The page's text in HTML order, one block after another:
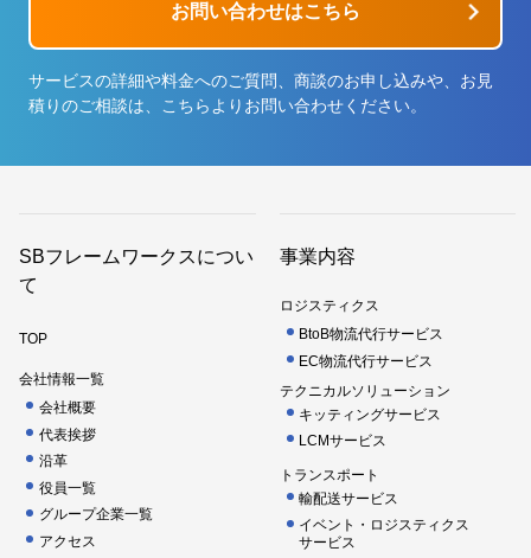
お問い合わせはこちら
サービスの詳細や料金へのご質問、商談のお申し込みや、お見
積りのご相談は、こちらよりお問い合わせください。
SBフレームワークスについ
て
TOP
会社情報一覧
会社概要
代表挨拶
沿革
役員一覧
グループ企業一覧
アクセス
事業内容
ロジスティクス
BtoB物流代行サービス
EC物流代行サービス
テクニカルソリューション
キッティングサービス
LCMサービス
トランスポート
輸配送サービス
イベント・ロジスティクス
サービス